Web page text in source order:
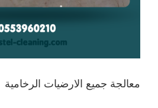
معالجة جميع الارضيات الرخامية